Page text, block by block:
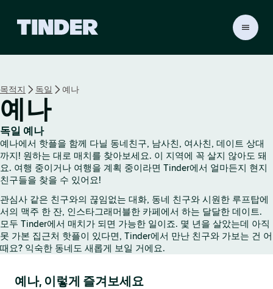
목적지 독일 예나
예나
독일 예나
예나에서 핫플을 함께 다닐 동네친구, 남사친, 여사친, 데이트 상대
까지! 원하는 대로 매치를 찾아보세요. 이 지역에 꼭 살지 않아도 돼
요. 여행 중이거나 여행을 계획 중이라면 Tinder에서 얼마든지 현지
친구들을 찾을 수 있어요!
관심사 같은 친구와의 끊임없는 대화, 동네 친구와 시원한 루프탑에
서의 맥주 한 잔, 인스타그래머블한 카페에서 하는 달달한 데이트.
모두 Tinder에서 매치가 되면 가능한 일이죠. 몇 년을 살았는데 아직
못 가본 집근처 핫플이 있다면, Tinder에서 만난 친구와 가보는 건 어
때요? 익숙한 동네도 새롭게 보일 거에요.
예나, 이렇게 즐겨보세요